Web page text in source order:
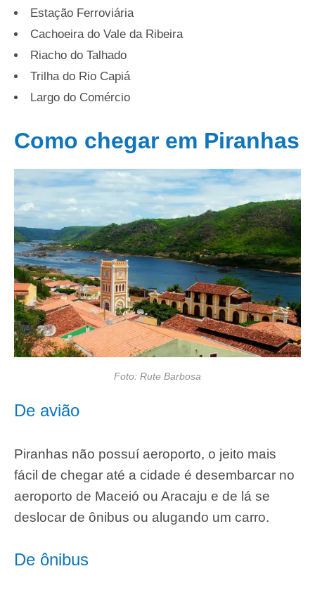
Estação Ferroviária
Cachoeira do Vale da Ribeira
Riacho do Talhado
Trilha do Rio Capiá
Largo do Comércio
Como chegar em Piranhas
Foto: Rute Barbosa
De avião
Piranhas não possuí aeroporto, o jeito mais
fácil de chegar até a cidade é desembarcar no
aeroporto de Maceió ou Aracaju e de lá se
deslocar de ônibus ou alugando um carro.
De ônibus